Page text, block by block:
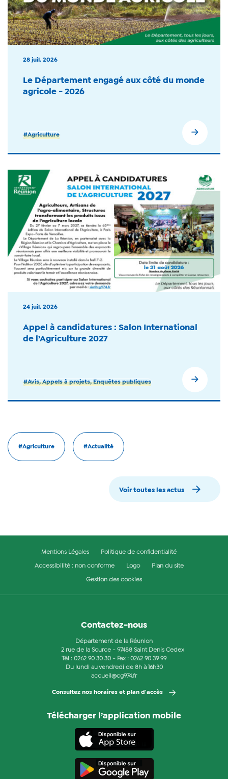
28 juil. 2026
Le Département engagé aux côté du monde
agricole - 2026
#Agriculture
24 juil. 2026
Appel à candidatures : Salon International
de l’Agriculture 2027
#Avis, Appels à projets, Enquêtes publiques
#Agriculture #Actualité
Voir toutes les actus
Mentions Légales Politique de confidentialité
Accessibilité : non conforme Logo Plan du site
Gestion des cookies
Contactez-nous
Département de la Réunion
2 rue de la Source - 97488 Saint Denis Cedex
Tél : 0262 90 30 30 - Fax : 0262 90 39 99
Du lundi au vendredi de 8h à 16h30
accueil@cg974.fr
Consultez nos horaires et plan d'accès
Télécharger l’application mobile